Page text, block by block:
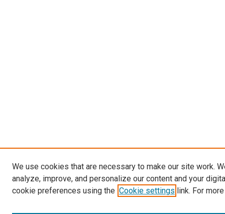
We use cookies that are necessary to make our site work.
analyze, improve, and personalize our content and your
cookie preferences using the Cookie settings link. For